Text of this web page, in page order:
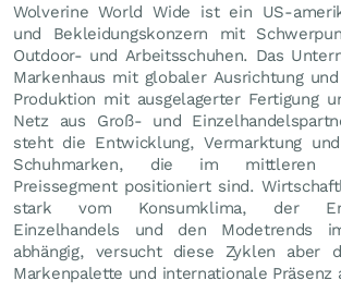
Wolverine World Wide ist ein US-
und Bekleidungskonzern mit
Outdoor- und Arbeitsschuhen. Das
Markenhaus mit globaler Ausrichtung
Produktion mit ausgelagerter Fertigung
Netz aus Groß- und
steht die Entwicklung, Vermarktung
Schuhmarken, die im mittleren
Preissegment positioniert sind.
stark vom Konsumklima, der
Einzelhandels und den Modetrends
abhängig, versucht diese Zyklen aber
Markenpalette und internationale Präsenz